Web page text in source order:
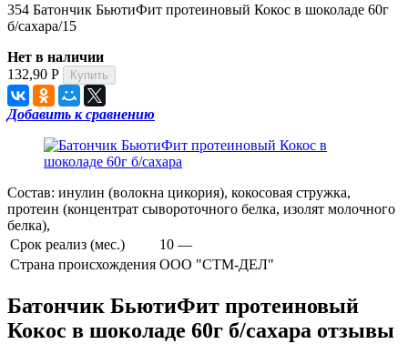
354 Батончик БьютиФит протеиновый Кокос в шоколаде 60г
б/сахара/15
Нет в наличии
132,90 Р
Добавить к сравнению
Состав: инулин (волокна цикория), кокосовая стружка,
протеин (концентрат сывороточного белка, изолят молочного
белка),
Срок реализ (мес.)
10 —
Страна происхождения ООО "СТМ-ДЕЛ"
Батончик БьютиФит протеиновый
Кокос в шоколаде 60г б/сахара отзывы